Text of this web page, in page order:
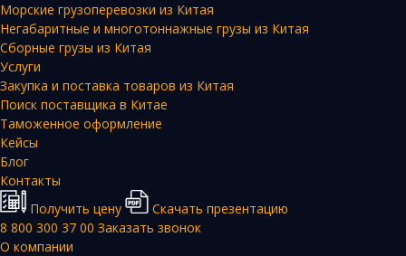
Морские грузоперевозки из Китая
Негабаритные и многотоннажные грузы из Китая
Сборные грузы из Китая
Услуги
Закупка и поставка товаров из Китая
Поиск поставщика в Китае
Таможенное оформление
Кейсы
Блог
Контакты
Получить цену
Скачать презентацию
8 800 300 37 00 Заказать звонок
О компании